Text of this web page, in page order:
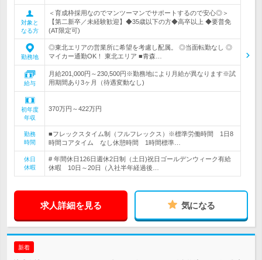
対象と
なる方
＜育成枠採用なのでマンツーマンでサポートするので安心◎＞
【第二新卒／未経験歓迎】◆35歳以下の方◆高卒以上 ◆要普免
(AT限定可)
勤務地
◎東北エリアの営業所に希望を考慮し配属。 ◎当面転勤なし ◎
マイカー通勤OK！ 東北エリア ■青森…
給与
月給201,000円～230,500円※勤務地により月給が異なります※試
用期間あり3ヶ月（待遇変動なし)
初年度
年収
370万円～422万円
勤務
時間
■フレックスタイム制（フルフレックス）※標準労働時間 1日8
時間コアタイム なし休憩時間 1時間標準…
休日
休暇
# 年間休日126日週休2日制（土日)祝日ゴールデンウィーク有給
休暇 10日～20日（入社半年経過後…
求人詳細を見る 気になる
新着